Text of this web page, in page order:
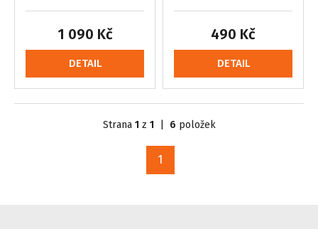
1 090 Kč
DETAIL
490 Kč
DETAIL
Strana 1 z 1 6 položek
1